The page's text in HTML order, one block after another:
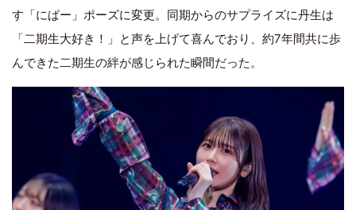
す「にぱー」ポーズに変更。同期からのサプライズに丹生は
「二期生大好き！」と声を上げて喜んでおり、約7年間共に歩
んできた二期生の絆が感じられた瞬間だった。